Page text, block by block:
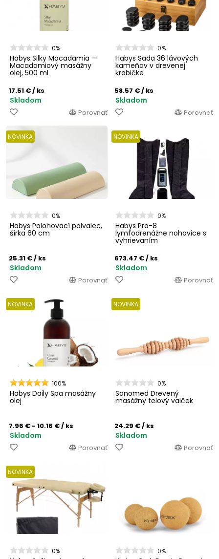
0%
Habys Silky Macadamia —
Macadamiový masážny
olej, 500 ml
17.51 €/ ks
Skladom
Porovnať
0%
Habys Sada 36 lávových
kameňov v drevenej
krabičke
58.57 €/ ks
Skladom
Porovnať
NOVINKA
0%
Habys Polohovací polvalec,
šírka 60 cm
25.31 €/ ks
Skladom
Porovnať
NOVINKA
0%
Habys Pro-8
lymfodrenážne nohavice s
vyhrievaním
673.47 €/ ks
Skladom
Porovnať
NOVINKA
100%
Habys Daily Spa masážny
olej
7.96 € - 10.16 €/ ks
Skladom
Porovnať
NOVINKA
0%
Sanomed Drevený
masážny telový valček
24.29 €/ ks
Skladom
Porovnať
NOVINKA
0% 0%